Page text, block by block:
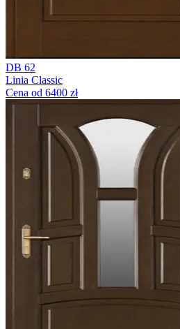
DB 62
Linia Classic
Cena od 6400 zł